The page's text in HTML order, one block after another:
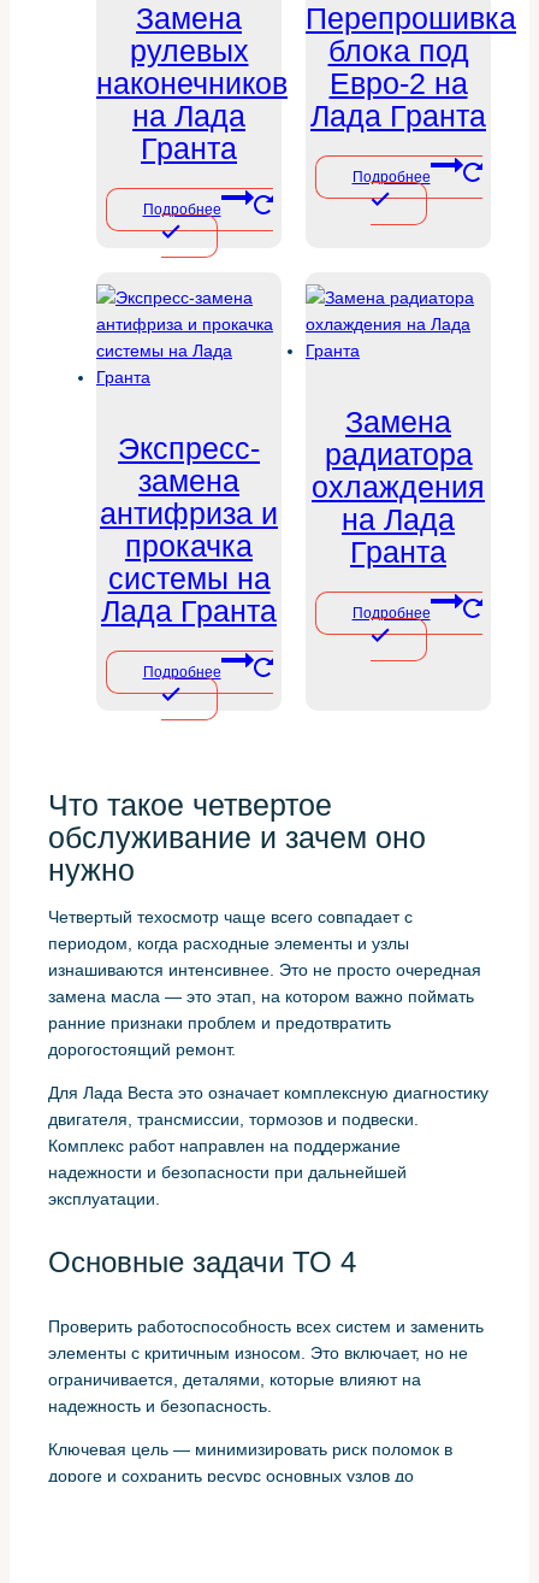
Замена
рулевых
наконечников
на Лада
Гранта
Подробнее
Перепрошивка
блока под
Евро-2 на
Лада Гранта
Подробнее
Экспресс-
замена
антифриза и
прокачка
системы на
Лада Гранта
Подробнее
Замена
радиатора
охлаждения
на Лада
Гранта
Подробнее
Что такое четвертое
обслуживание и зачем оно
нужно
Четвертый техосмотр чаще всего совпадает с
периодом, когда расходные элементы и узлы
изнашиваются интенсивнее. Это не просто очередная
замена масла — это этап, на котором важно поймать
ранние признаки проблем и предотвратить
дорогостоящий ремонт.
Для Лада Веста это означает комплексную диагностику
двигателя, трансмиссии, тормозов и подвески.
Комплекс работ направлен на поддержание
надежности и безопасности при дальнейшей
эксплуатации.
Основные задачи ТО 4
Проверить работоспособность всех систем и заменить
элементы с критичным износом. Это включает, но не
ограничивается, деталями, которые влияют на
надежность и безопасность.
Ключевая цель — минимизировать риск поломок в
дороге и сохранить ресурс основных узлов до